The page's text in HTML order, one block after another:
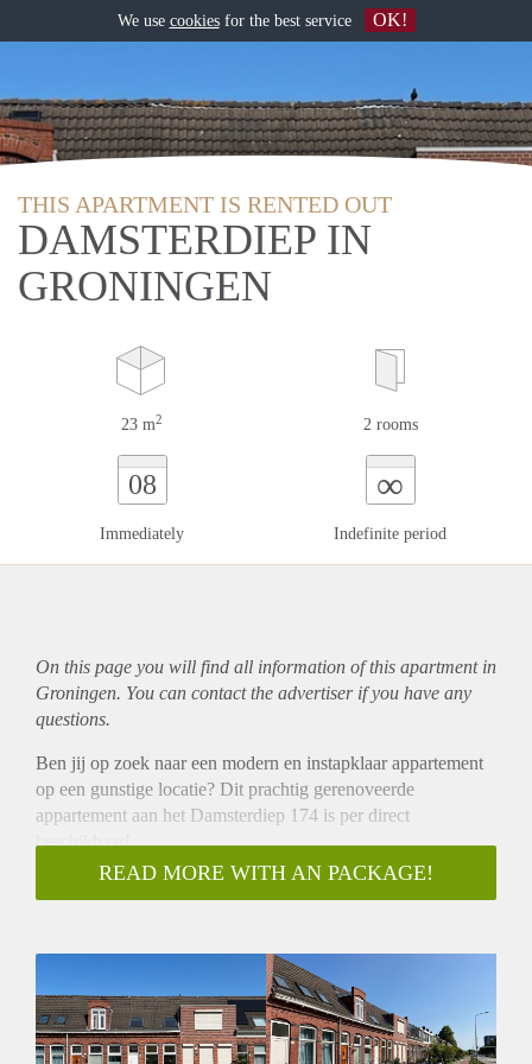
THIS APARTMENT IS RENTED OUT
DAMSTERDIEP IN
GRONINGEN
23 m2 2 rooms
08
Immediately
∞
Indefinite period
On this page you will find all information of this apartmentin
Groningen. You can contact the advertiser if you have any
questions.
Ben jij op zoek naar een modern en instapklaar appartement
op een gunstige locatie? Dit prachtig gerenoveerde
appartement aan het Damsterdiep 174 is per direct
beschikbaar!
De woning is ideaal gelegen net buiten het bruisende centrum
winkels, restaurants, cafés en culturele hotspots vindt. In de
directe omgeving bevinden zich bovendien diverse
sportscholen, supermarkten en andere voorzieningen.
Dankzij de uitstekende verbinding met de ringweg en
READ MORE WITH AN PACKAGE!
We use cookiesfor the best service OK!